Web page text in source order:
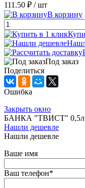
111.50 ₽ / шт
В корзину
Под заказ
Поделиться
Ошибка
Закрыть окно
БАНКА "ТВИСТ" 0,5л
Нашли дешевле
Нашли дешевле
Ваше имя
Ваш телефон*